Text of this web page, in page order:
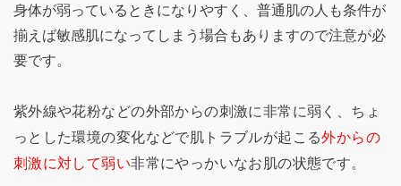
身体が弱っているときになりやすく、普通肌の人も条件が
揃えば敏感肌になってしまう場合もありますので注意が必
要です。
紫外線や花粉などの外部からの刺激に非常に弱く、ちょ
っとした環境の変化などで肌トラブルが起こる外からの
刺激に対して弱い非常にやっかいなお肌の状態です。